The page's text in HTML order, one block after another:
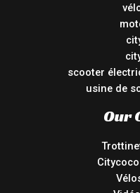
scooter
usine de
Our